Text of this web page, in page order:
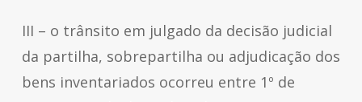
III – o trânsito em julgado da decisão judicial
da partilha, sobrepartilha ou adjudicação dos
bens inventariados ocorreu entre 1º de